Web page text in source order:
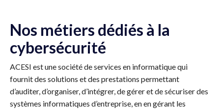
Nos métiers dédiés à la
cybersécurité
ACESI est une société de services en informatique qui
fournit des solutions et des prestations permettant
d’auditer, d’organiser, d’intégrer, de gérer et de sécuriser des
systèmes informatiques d’entreprise, en en gérant les